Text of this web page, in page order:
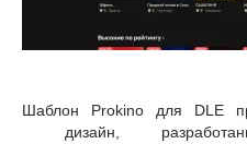
Шаблон Prokino для DLE
дизайн,